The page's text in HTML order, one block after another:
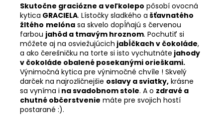
Skutočne graciózne a veľkolepo pôsobí ovocná
kytica GRACIELA. Lístočky sladkého a šťavnatého
žltého melóna sa skvelo dopĺňajú s červenou
farbou jahôd a tmavým hroznom. Pochutiť si
môžete aj na osviežujúcich jabĺčkach v čokoláde,
a ako čerešničku na torte si isto vychutnáte jahody
v čokoláde obalené posekanými orieškami.
Výnimočná kytica pre výnimočné chvíle ! Skvelý
darček na najrozličnejšie oslavy a sviatky, krásne
sa vyníma i na svadobnom stole. A o zdravé a
chutné občerstvenie máte pre svojich hostí
postarané :).
€24,90